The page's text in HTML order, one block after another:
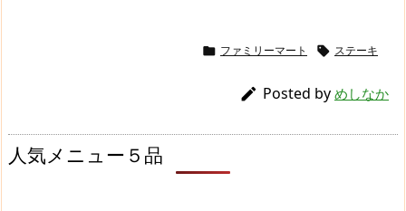
 ファミリーマート  ステーキ
 Posted by めしなか
人気メニュー５品